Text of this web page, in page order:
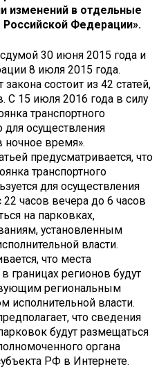
изменений в отдельные
Федерации».
30 июня 2015 года и
8 июля 2015 года.
состоит из 42 статей,
С 15 июля 2016 года в силу
транспортного
для осуществления
ночное время».
предусматривается, что
транспортного
для осуществления
часов вечера до 6 часов
на парковках,
установленным
власти.
что места
границах регионов будут
региональным
исполнительной власти.
что сведения
будут размещаться
органа
РФ в Интернете.